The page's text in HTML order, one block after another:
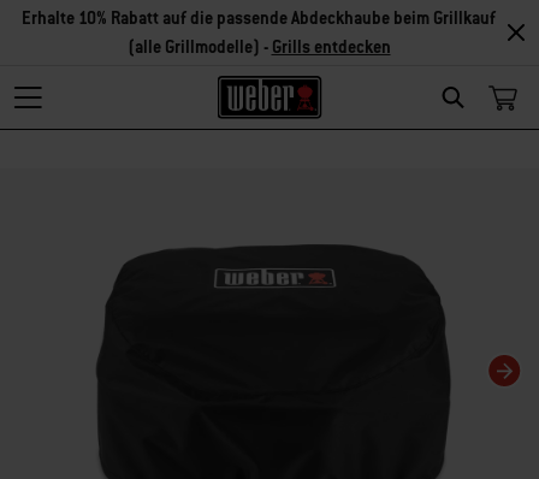
Search
Erhalte 10% Rabatt auf die passende Abdeckhaube beim Grillkauf
(alle Grillmodelle) - Grills entdecken